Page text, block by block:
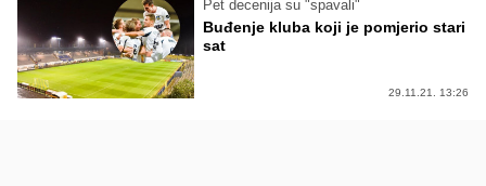
Pet decenija su "spavali"
Buđenje kluba koji je pomjerio stari
sat
29.11.21. 13:26